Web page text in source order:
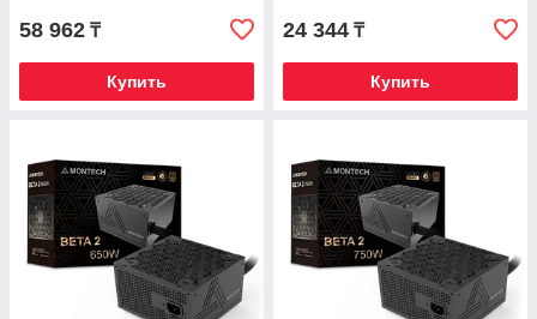
58 962 ₸
Купить
24 344 ₸
Купить